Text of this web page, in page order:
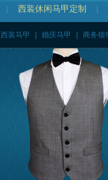
西装休闲马甲定制
西装马甲 婚庆马甲 商务领